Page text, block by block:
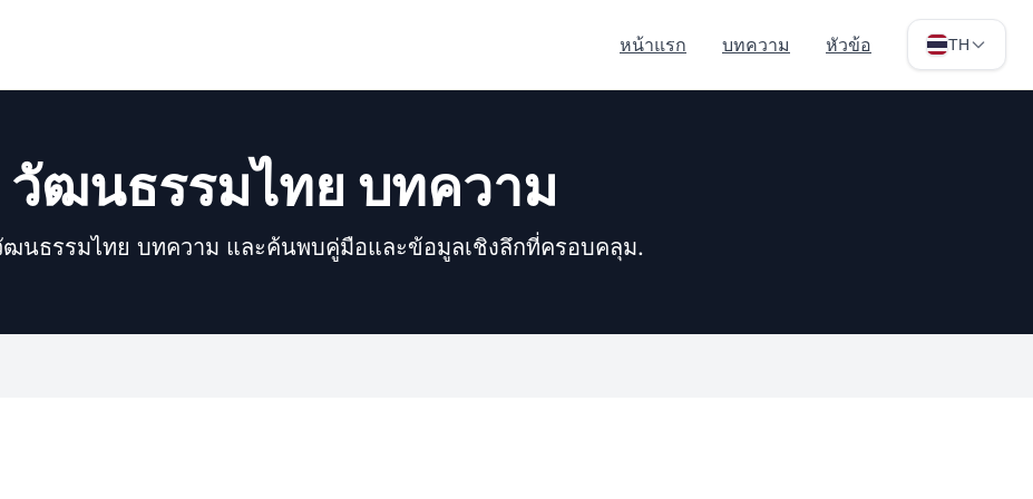
หน้าแรก บทความ หัวข้อ TH
วัฒนธรรมไทย บทความ
นธรรมไทย บทความ และค้นพบคู่มือและข้อมูลเชิงลึกที่ครอบคลุม.